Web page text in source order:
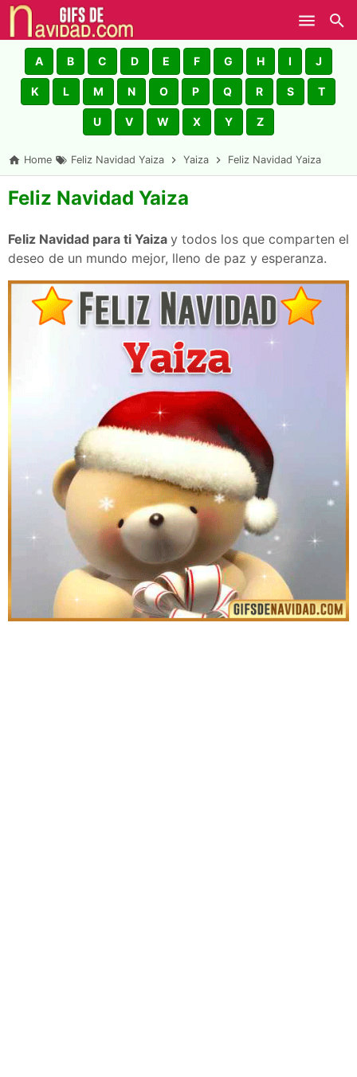
Skip to main content
A B C D E F G H I J
K L M N O P Q R S T
U V W X Y Z
Home Feliz Navidad Yaiza Yaiza Feliz Navidad Yaiza
Feliz Navidad Yaiza
Feliz Navidad para ti Yaiza y todos los que comparten el
deseo de un mundo mejor, lleno de paz y esperanza.